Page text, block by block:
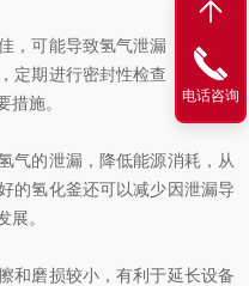
可能导致氢气泄漏，从而引
定期进行密封性检查，确保其
措施。
的泄漏，降低能源消耗，从
的氢化釜还可以减少因泄漏导
。
磨损较小，有利于延长设备
电话咨询